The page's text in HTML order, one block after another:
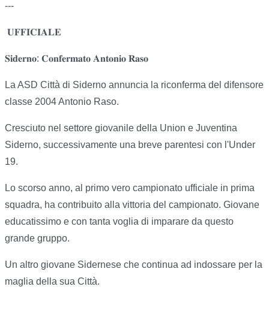
---
𝐔𝐅𝐅𝐈𝐂𝐈𝐀𝐋𝐄
𝐒𝐢𝐝𝐞𝐫𝐧𝐨: 𝐂𝐨𝐧𝐟𝐞𝐫𝐦𝐚𝐭𝐨 𝐀𝐧𝐭𝐨𝐧𝐢𝐨 𝐑𝐚𝐬𝐨
La ASD Città di Siderno annuncia la riconferma del difensore
classe 2004 Antonio Raso.
Cresciuto nel settore giovanile della Union e Juventina
Siderno, successivamente una breve parentesi con l'Under
19.
Lo scorso anno, al primo vero campionato ufficiale in prima
squadra, ha contribuito alla vittoria del campionato. Giovane
educatissimo e con tanta voglia di imparare da questo
grande gruppo.
Un altro giovane Sidernese che continua ad indossare per la
maglia della sua Città.